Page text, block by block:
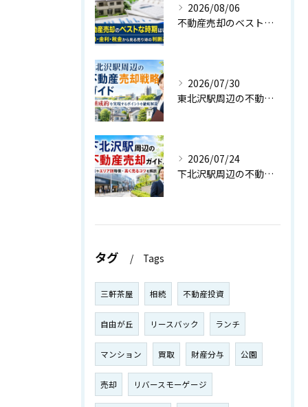
2026/08/06
不動産売却のベストな時期はいつ？相場・金利・税金から見る売り時の判断基準
2026/07/30
東北沢駅周辺の不動産売却戦略ガイド｜高値成約を実現するポイントを徹底解説
2026/07/24
下北沢駅周辺の不動産売却ガイド！相場やエリア別特徴・高く売るコツを解説
タグ Tags
三軒茶屋 相続 不動産投資
自由が丘 リースバック ランチ
マンション 買取 財産分与 公園
売却 リバースモーゲージ